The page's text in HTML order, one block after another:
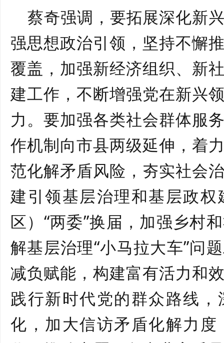
蔡奇强调，要拓展深化新
强思想政治引领，坚持不懈
覆盖，加强新经济组织、新
建工作，不断增强党在新兴
力。要加强各类社会群体服
作机制向市县两级延伸，着
范化解矛盾风险，夯实社会
建引领基层治理和基层政
区） “两委”换届，加强乡村
解基层治理“小马拉大车”问
减负赋能，构建富有活力和
践行新时代党的群众路线
化，加大信访矛盾化解力